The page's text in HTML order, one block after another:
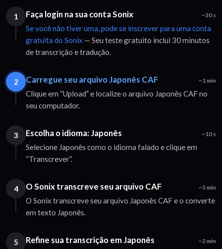
1 Faça login na sua conta Sonix ~30 s
Se você não tiver uma, pode se inscrever para uma conta
gratuita do Sonix — Seu teste gratuito inclui 30 minutos
de transcrição e tradução.
2 Carregue seu arquivo Japonês CAF ~1 min
Clique em “Upload” e localize o arquivo Japonês CAF no
seu computador.
3 Escolha o idioma: Japonês ~10 s
Selecione Japonês como o idioma falado e clique em
“Transcrever”.
4 O Sonix transcreve seu arquivo CAF ~5 min
O Sonix transcreve seu arquivo Japonês CAF e o converte
em texto Japonês.
5 Refine sua transcrição em Japonês ~2 min